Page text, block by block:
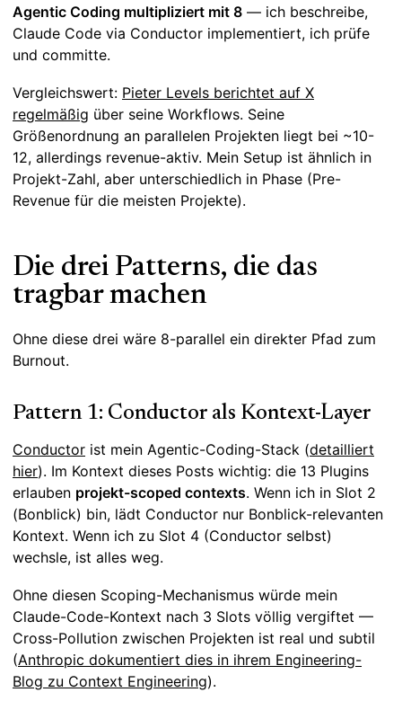
Agentic Coding multipliziert mit 8 — ich beschreibe,
Claude Code via Conductor implementiert, ich prüfe
und committe.
Vergleichswert: Pieter Levels berichtet auf X
regelmäßig über seine Workflows. Seine
Größenordnung an parallelen Projekten liegt bei ~10-
12, allerdings revenue-aktiv. Mein Setup ist ähnlich in
Projekt-Zahl, aber unterschiedlich in Phase (Pre-
Revenue für die meisten Projekte).
Die drei Patterns, die das
tragbar machen
Ohne diese drei wäre 8-parallel ein direkter Pfad zum
Burnout.
Pattern 1: Conductor als Kontext-Layer
Conductor ist mein Agentic-Coding-Stack (detailliert
hier). Im Kontext dieses Posts wichtig: die 13 Plugins
erlauben projekt-scoped contexts. Wenn ich in Slot 2
(Bonblick) bin, lädt Conductor nur Bonblick-relevanten
Kontext. Wenn ich zu Slot 4 (Conductor selbst)
wechsle, ist alles weg.
Ohne diesen Scoping-Mechanismus würde mein
Claude-Code-Kontext nach 3 Slots völlig vergiftet —
Cross-Pollution zwischen Projekten ist real und subtil
(Anthropic dokumentiert dies in ihrem Engineering-
Blog zu Context Engineering).